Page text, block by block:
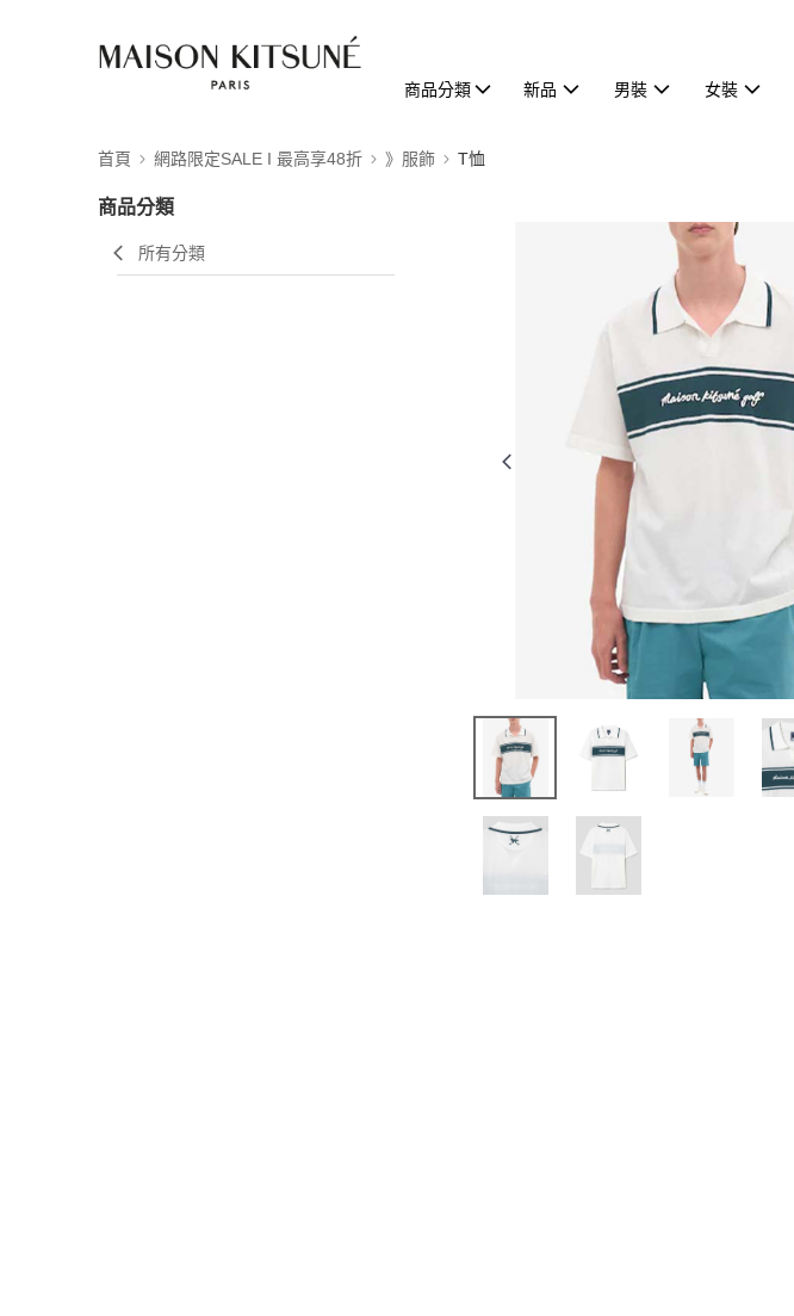
商品分類 新品 男裝 女裝
首頁 網路限定SALE I 最高享48折 》服飾 T恤
商品分類
所有分類